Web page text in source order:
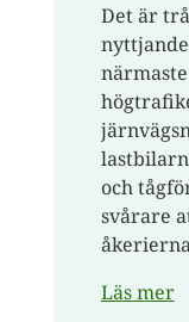
Det är
och
svårare
Läs mer